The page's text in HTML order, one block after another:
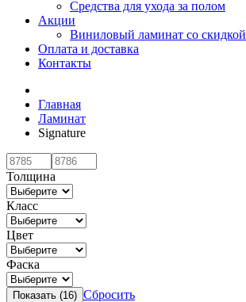
Средства для ухода за полом
Акции
Виниловый ламинат со скидкой
Оплата и доставка
Контакты
Главная
Ламинат
Signature
Толщина
Класс
Цвет
Фаска
Сбросить